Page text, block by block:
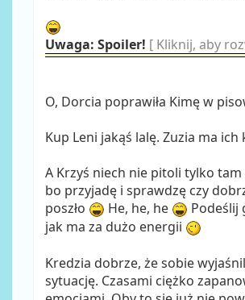
Uwaga: Spoiler! [ Kliknij, aby
O, Dorcia poprawiła Kimę w
Kup Leni jakąś lalę. Zuzia ma ich
A Krzyś niech nie pitoli tylko
bo przyjadę i sprawdzę czy
poszło
He, he, he
Podeślij
jak ma za dużo energii
Kredzia dobrze, że sobie
sytuację. Czasami ciężko